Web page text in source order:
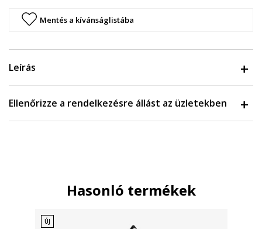
Mentés a kívánságlistába
Leírás
Ellenőrizze a rendelkezésre állást az üzletekben
Hasonló termékek
ÚJ